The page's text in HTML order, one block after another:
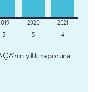
5 5 4
yıllık raporuna